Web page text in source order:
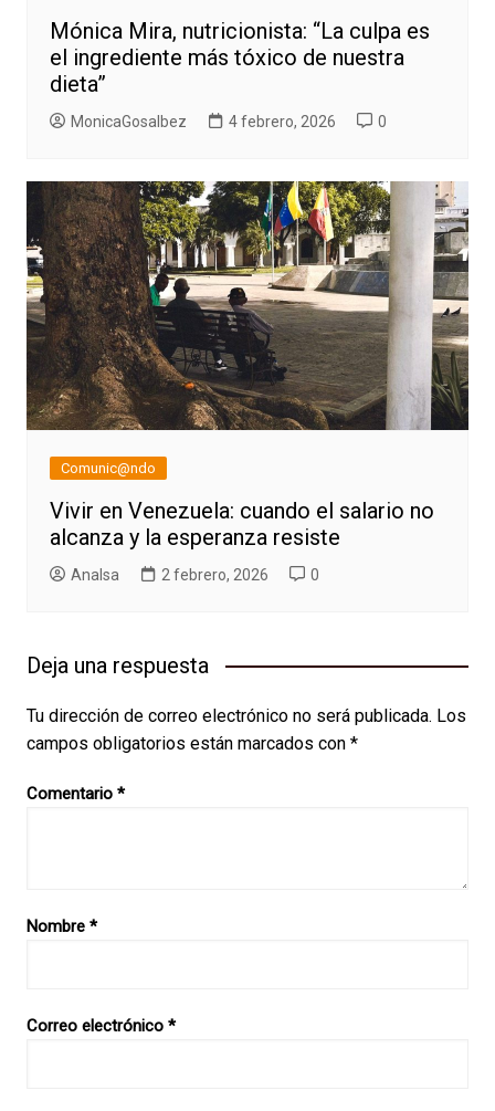
Mónica Mira, nutricionista: “La culpa es
el ingrediente más tóxico de nuestra
dieta”
MonicaGosalbez 4 febrero, 2026 0
Comunic@ndo
Vivir en Venezuela: cuando el salario no
alcanza y la esperanza resiste
AnaIsa 2 febrero, 2026 0
Deja una respuesta
Tu dirección de correo electrónico no será publicada. Los
campos obligatorios están marcados con *
Comentario *
Nombre *
Correo electrónico *